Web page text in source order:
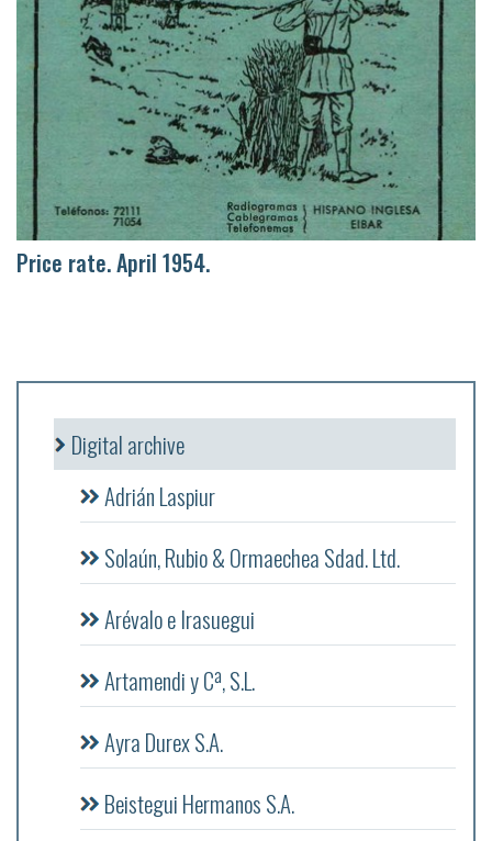
Price rate. April 1954.
Digital archive
Adrián Laspiur
Solaún, Rubio & Ormaechea Sdad. Ltd.
Arévalo e Irasuegui
Artamendi y Cª, S.L.
Ayra Durex S.A.
Beistegui Hermanos S.A.